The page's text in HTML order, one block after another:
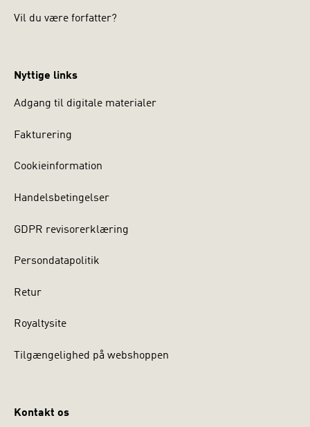
Vil du være forfatter?
Nyttige links
Adgang til digitale materialer
Fakturering
Cookieinformation
Handelsbetingelser
GDPR revisorerklæring
Persondatapolitik
Retur
Royaltysite
Tilgængelighed på webshoppen
Kontakt os